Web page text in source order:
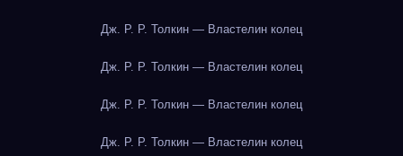
Дж. Р. Р. Толкин — Властелин колец
Дж. Р. Р. Толкин — Властелин колец
Дж. Р. Р. Толкин — Властелин колец
Дж. Р. Р. Толкин — Властелин колец